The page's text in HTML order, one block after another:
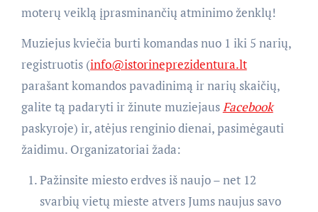
moterų veiklą įprasminančių atminimo ženklų!
Muziejus kviečia burti komandas nuo 1 iki 5 narių,
registruotis (info@istorineprezidentura.lt
parašant komandos pavadinimą ir narių skaičių,
galite tą padaryti ir žinute muziejausFacebook
paskyroje) ir, atėjus renginio dienai, pasimėgauti
žaidimu. Organizatoriai žada:
Pažinsite miesto erdves iš naujo – net 12
svarbių vietų mieste atvers Jums naujus savo